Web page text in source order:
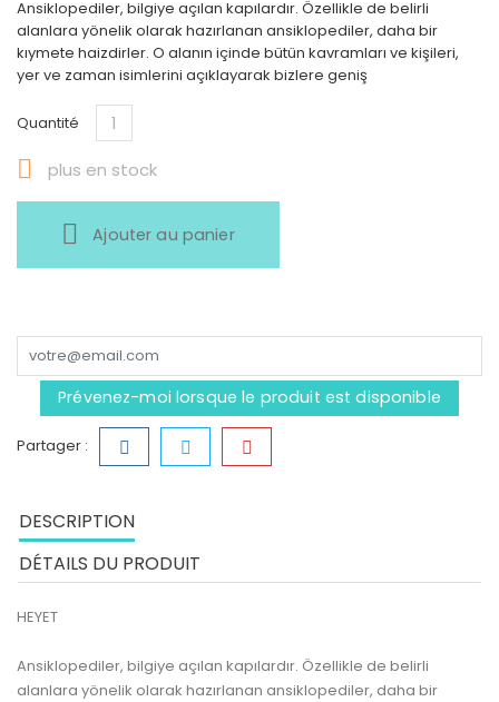
Ansiklopediler, bilgiye açılan kapılardır. Özellikle de belirli
alanlara yönelik olarak hazırlanan ansiklopediler, daha bir
kıymete haizdirler. O alanın içinde bütün kavramları ve kişileri,
yer ve zaman isimlerini açıklayarak bizlere geniş
Quantité
 plus en stock
Ajouter au panier
Prévenez-moi lorsque le produit est disponible
Partager :
DESCRIPTION
DÉTAILS DU PRODUIT
HEYET
Ansiklopediler, bilgiye açılan kapılardır. Özellikle de belirli
alanlara yönelik olarak hazırlanan ansiklopediler, daha bir